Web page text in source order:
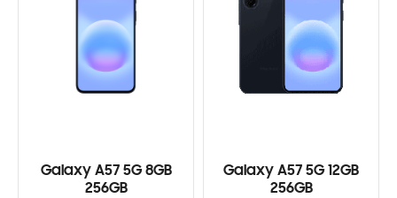
Galaxy A57 5G 8GB
256GB
Galaxy A57 5G 12GB
256GB